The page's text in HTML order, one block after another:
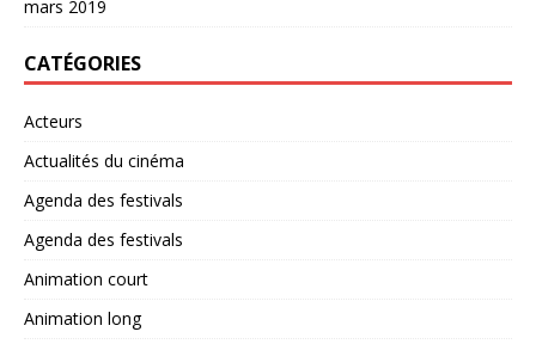
mars 2019
CATÉGORIES
Acteurs
Actualités du cinéma
Agenda des festivals
Agenda des festivals
Animation court
Animation long